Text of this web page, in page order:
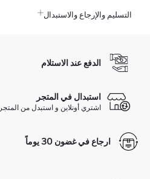
التسليم والإرجاع والاستبدال
الدفع عند الاستلام
استبدال في المتجر
اشتري أونلاين و استبدل من المتجر
ارجاع في غضون 30 يوماً